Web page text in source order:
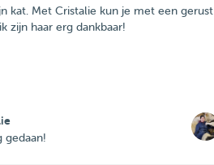
kat. Met Cristalie kun je met een gerust
zijn haar erg dankbaar!
gedaan!